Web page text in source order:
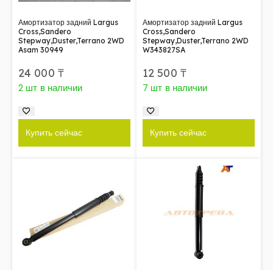
Амортизатор задний Largus
Cross,Sandero
Stepway,Duster,Terrano 2WD
Asam 30949
24 000 ₸
2 шт в наличии
Купить сейчас
Амортизатор задний Largus
Cross,Sandero
Stepway,Duster,Terrano 2WD
W343827SA
12 500 ₸
7 шт в наличии
Купить сейчас